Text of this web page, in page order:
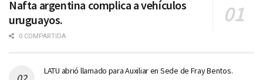
Nafta argentina complica a vehículos
uruguayos.
0 COMPARTIDA
LATU abrió llamado para Auxiliar en Sede de Fray Bentos.